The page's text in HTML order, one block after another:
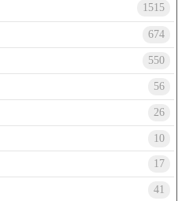
1515
674
550
56
26
10
17
41